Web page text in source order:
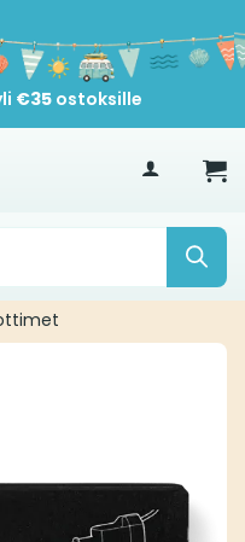
€35ostoksille